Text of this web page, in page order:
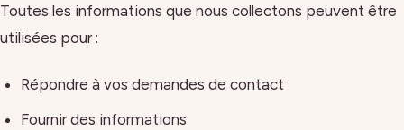
Toutes les informations que nous collectons peuvent être
utilisées pour :
Répondre à vos demandes de contact
Fournir des informations